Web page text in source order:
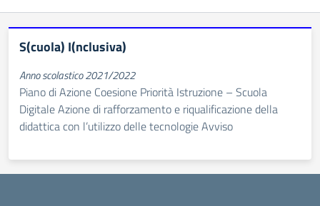
S(cuola) I(nclusiva)
Anno scolastico 2021/2022
Piano di Azione Coesione Priorità Istruzione – Scuola
Digitale Azione di rafforzamento e riqualificazione della
didattica con l’utilizzo delle tecnologie Avviso